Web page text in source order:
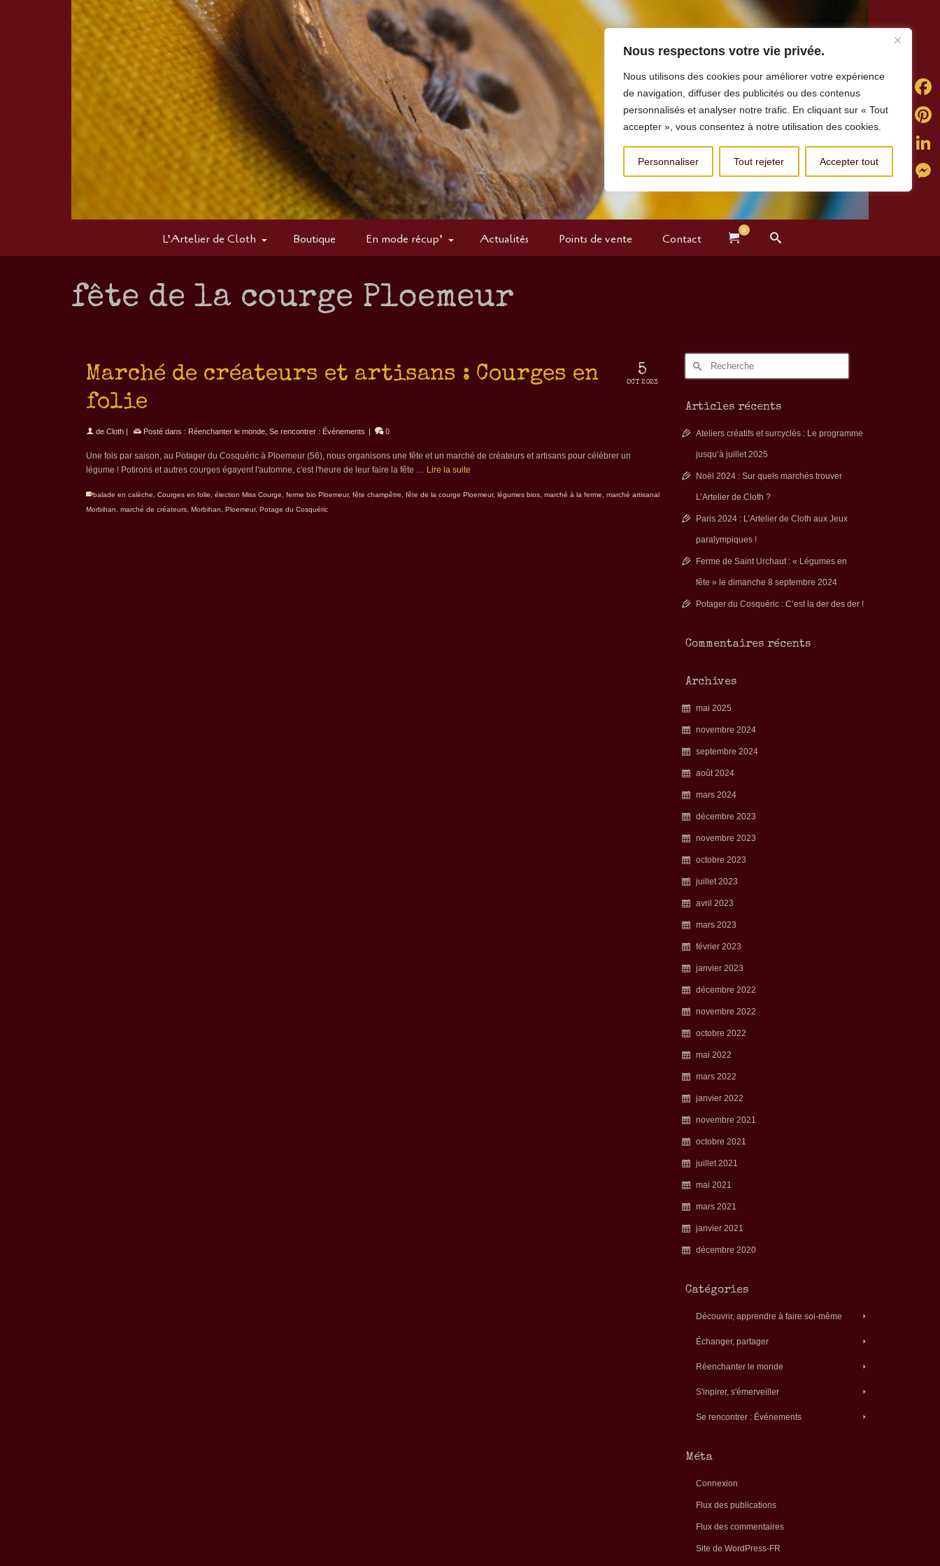
Nous respectons votre vie privée.
Nous utilisons des cookies pour améliorer votre expérience
de navigation, diffuser des publicités ou des contenus
personnalisés et analyser notre trafic. En cliquant sur « Tout
accepter », vous consentez à notre utilisation des cookies.
Personnaliser Tout rejeter Accepter tout
L’Artelier de Cloth Boutique En mode récup’ Actualités Points de vente Contact
0
fête de la courge Ploemeur
5
OCT 2023
Marché de créateurs et artisans : Courges en
folie
de Cloth Posté dans : Réenchanter le monde, Se rencontrer : Événements 0
Une fois par saison, au Potager du Cosquéric à Ploemeur (56), nous organisons une fête et un marché de créateurs et artisans pour célébrer un
légume ! Potirons et autres courges égayent l'automne, c'est l'heure de leur faire la fête … Lire la suite
balade en calèche, Courges en folie, élection Miss Courge, ferme bio Ploemeur, fête champêtre, fête de la courge Ploemeur, légumes bios, marché à la ferme, marché artisanal
Morbihan, marché de créateurs, Morbihan, Ploemeur, Potage du Cosquéric
Rechercher :
Articles récents
Ateliers créatifs et surcyclés : Le programme
jusqu’à juillet 2025
Noël 2024 : Sur quels marchés trouver
L’Artelier de Cloth ?
Paris 2024 : L’Artelier de Cloth aux Jeux
paralympiques !
Ferme de Saint Urchaut : « Légumes en
fête » le dimanche 8 septembre 2024
Potager du Cosquéric : C’est la der des der !
Commentaires récents
Archives
mai 2025
novembre 2024
septembre 2024
août 2024
mars 2024
décembre 2023
novembre 2023
octobre 2023
juillet 2023
avril 2023
mars 2023
février 2023
janvier 2023
décembre 2022
novembre 2022
octobre 2022
mai 2022
mars 2022
janvier 2022
novembre 2021
octobre 2021
juillet 2021
mai 2021
mars 2021
janvier 2021
décembre 2020
Catégories
Découvrir, apprendre à faire soi-même
Échanger, partager
Réenchanter le monde
S'inpirer, s'émerveiller
Se rencontrer : Événements
Méta
Connexion
Flux des publications
Flux des commentaires
Site de WordPress-FR